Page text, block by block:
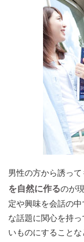
男性の方から誘って
を自然に作るのが
定や興味を会話の
な話題に関心を持
いものにすること